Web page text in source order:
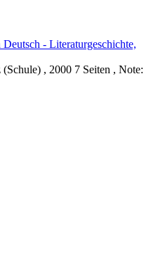
- Literaturgeschichte,
, 2000 7 Seiten , Note: